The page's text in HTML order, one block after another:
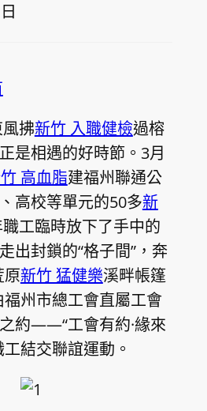
拂新竹 入職健檢過榕
是相遇的好時節。3月
高血脂建福州聯通公
高校等單元的50多新
工臨時放下了手中的
出封鎖的“格子間”，奔
原新竹 猛健樂溪畔帳篷
福州市總工會直屬工會
約——“工會有約·緣來
結交聯誼運動。